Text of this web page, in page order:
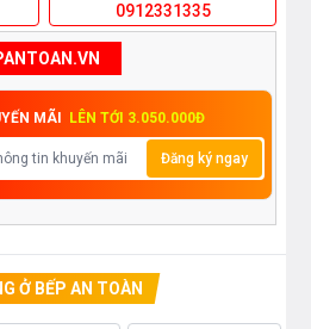
0912331335
MÃI LÊN TỚI 3.050.000Đ
Đăng ký ngay
Ở BẾP AN TOÀN